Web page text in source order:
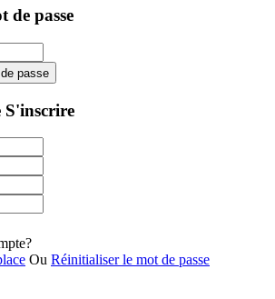
de passe
passe
S'inscrire
Ou Réinitialiser le mot de passe